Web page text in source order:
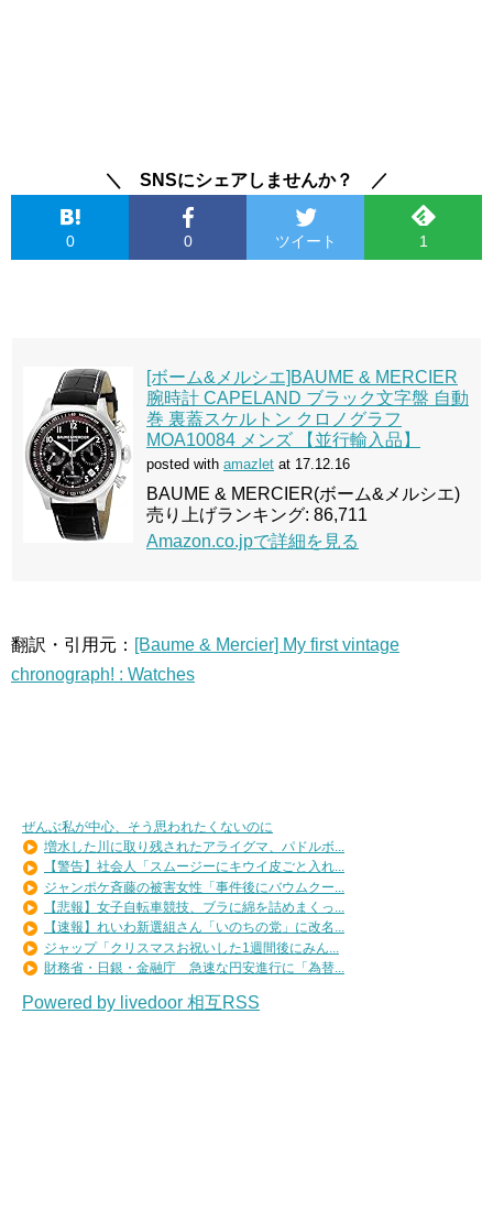
＼ SNSにシェアしませんか？ ／
0 0 ツイート 1
[ボーム&メルシエ]BAUME & MERCIER
腕時計 CAPELAND ブラック文字盤 自動
巻 裏蓋スケルトン クロノグラフ
MOA10084 メンズ 【並行輸入品】
posted with amazlet at 17.12.16
BAUME & MERCIER(ボーム&メルシエ)
売り上げランキング: 86,711
Amazon.co.jpで詳細を見る
翻訳・引用元： [Baume & Mercier] My first vintage
chronograph! : Watches
ぜんぶ私が中心、そう思われたくないのに
増水した川に取り残されたアライグマ、パドルボ...
【警告】社会人「スムージーにキウイ皮ごと入れ...
ジャンポケ斉藤の被害女性「事件後にバウムクー...
【悲報】女子自転車競技、ブラに綿を詰めまくっ...
【速報】れいわ新選組さん「いのちの党」に改名...
ジャップ「クリスマスお祝いした1週間後にみん...
財務省・日銀・金融庁 急速な円安進行に「為替...
Powered by livedoor 相互RSS